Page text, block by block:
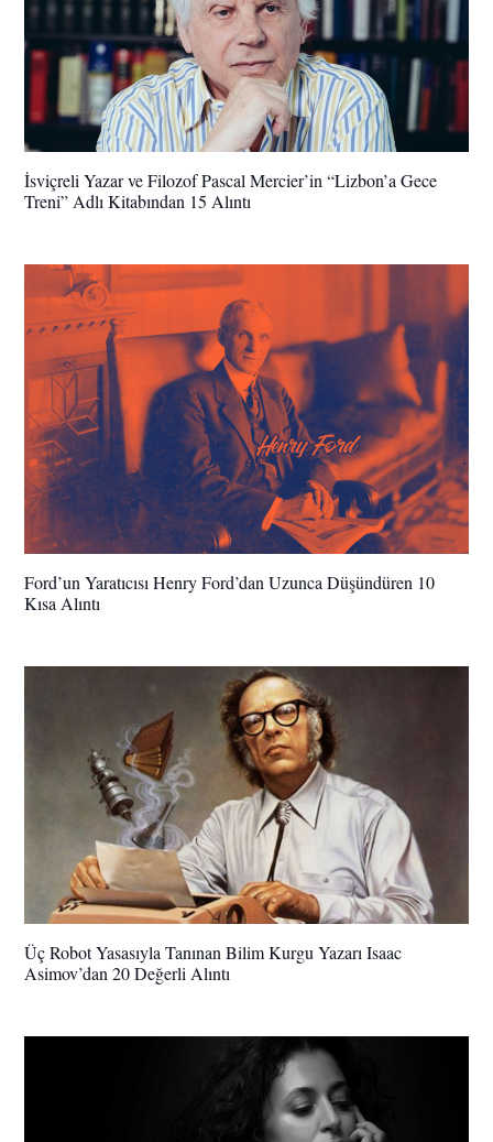
İsviçreli Yazar ve Filozof Pascal Mercier’in “Lizbon’a Gece
Treni” Adlı Kitabından 15 Alıntı
Ford’un Yaratıcısı Henry Ford’dan Uzunca Düşündüren 10
Kısa Alıntı
Üç Robot Yasasıyla Tanınan Bilim Kurgu Yazarı Isaac
Asimov’dan 20 Değerli Alıntı